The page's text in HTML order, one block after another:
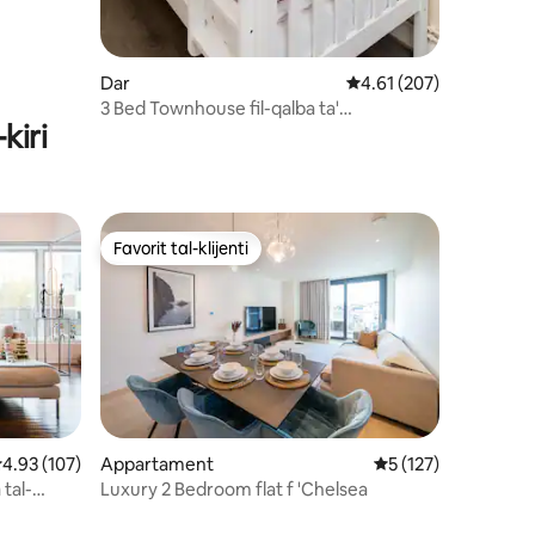
Dar Rating medju ta' 4.61
4.61 (207)
3 Bed Townhouse fil-qalba ta'
ta' reviews: 3
medju ta' 4.93 minn 5, skont dan-numru ta' reviews: 107
4.93 (107)
tal-
Favorit tal-klijenti
Favorit tal-klijenti
Appartament Rating medju ta' 5
5 (127)
Luxury 2 Bedroom flat f 'Chelsea